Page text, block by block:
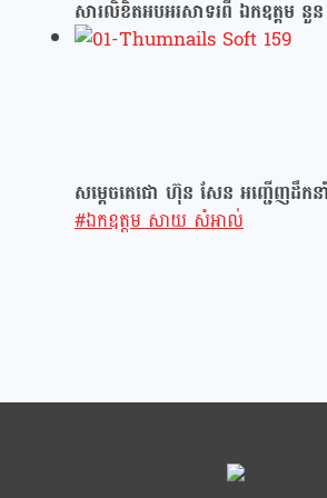
សារលិខិតអបអរសាទរពី ឯកឧត្តម នួ
សម្ដេចតេជោ ហ៊ុន សែន អញ្ជើញដឹកន
Post
#ឯកឧត្តម សាយ សំអាល់